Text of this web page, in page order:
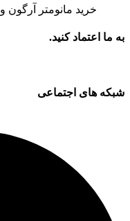
خرید مانومتر آرگون و CO2
به ما اعتماد کنید.
شبکه های اجتماعی